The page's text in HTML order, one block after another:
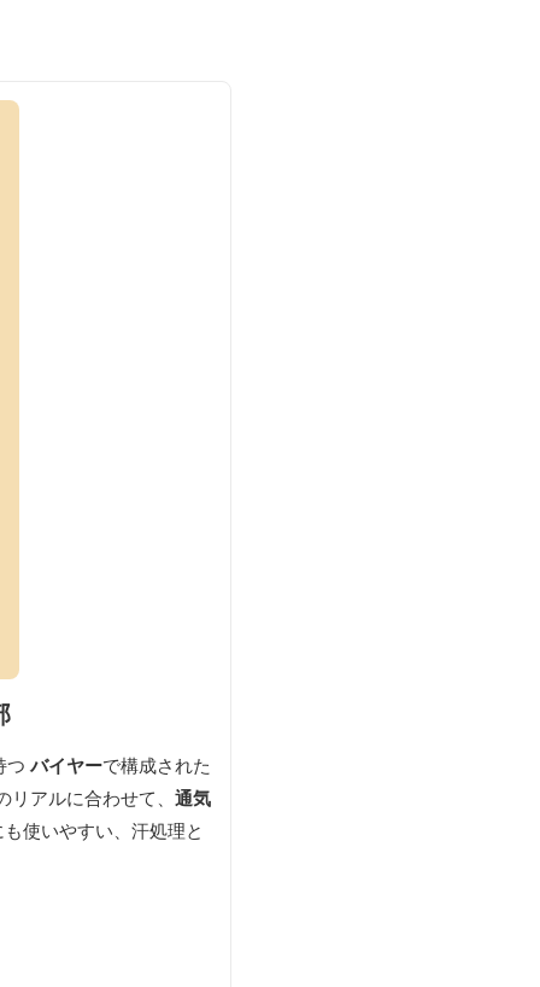
つ バイヤーで構成された
アルに合わせて、 通気
使いやすい、汗処理と